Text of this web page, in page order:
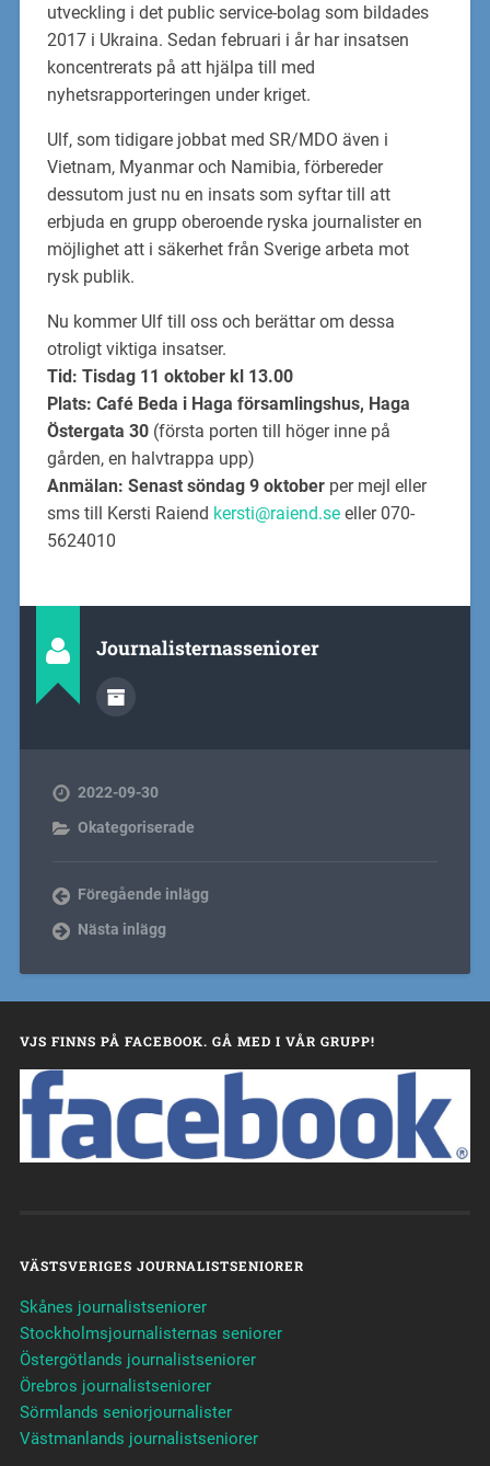
utveckling i det public service-bolag som bildades
2017 i Ukraina. Sedan februari i år har insatsen
koncentrerats på att hjälpa till med
nyhetsrapporteringen under kriget.
Ulf, som tidigare jobbat med SR/MDO även i
Vietnam, Myanmar och Namibia, förbereder
dessutom just nu en insats som syftar till att
erbjuda en grupp oberoende ryska journalister en
möjlighet att i säkerhet från Sverige arbeta mot
rysk publik.
Nu kommer Ulf till oss och berättar om dessa
otroligt viktiga insatser.
Tid: Tisdag 11 oktober kl 13.00
Plats: Café Beda i Haga församlingshus, Haga
Östergata 30(första porten till höger inne på
gården, en halvtrappa upp)
Anmälan: Senast söndag 9 oktoberper mejl eller
sms till Kersti Raiend kersti@raiend.seeller 070-
5624010
Journalisternasseniorer
2022-09-30
Okategoriserade
Föregående inlägg
Nästa inlägg
VJS FINNS PÅ FACEBOOK. GÅ MED I VÅR GRUPP!
VÄSTSVERIGES JOURNALISTSENIORER
Skånes journalistseniorer
Stockholmsjournalisternas seniorer
Östergötlands journalistseniorer
Örebros journalistseniorer
Sörmlands seniorjournalister
Västmanlands journalistseniorer